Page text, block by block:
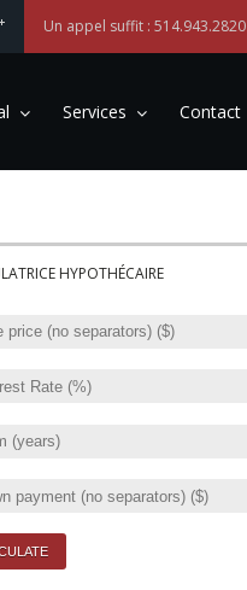
Un appel suffit : 514.943.2820
Services Contact
HYPOTHÉCAIRE